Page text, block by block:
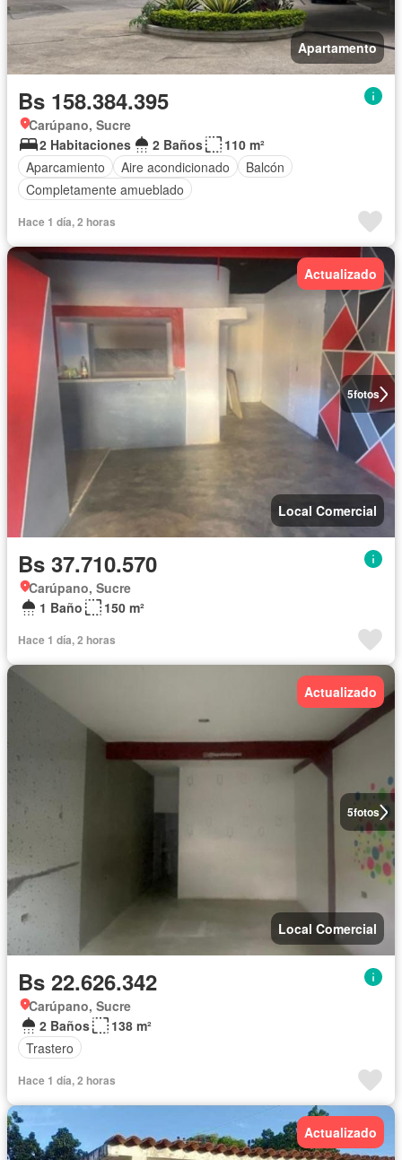
Apartamento
Bs 158.384.395
Carúpano, Sucre
2 Habitaciones
2 Baños
110 m²
Aparcamiento
Aire acondicionado
Balcón
Completamente amueblado
Hace 1 día, 2 horas
5fotos
Actualizado
Local Comercial
Bs 37.710.570
Carúpano, Sucre
1 Baño
150 m²
Hace 1 día, 2 horas
5fotos
Actualizado
Local Comercial
Bs 22.626.342
Carúpano, Sucre
2 Baños
138 m²
Trastero
Hace 1 día, 2 horas
Actualizado